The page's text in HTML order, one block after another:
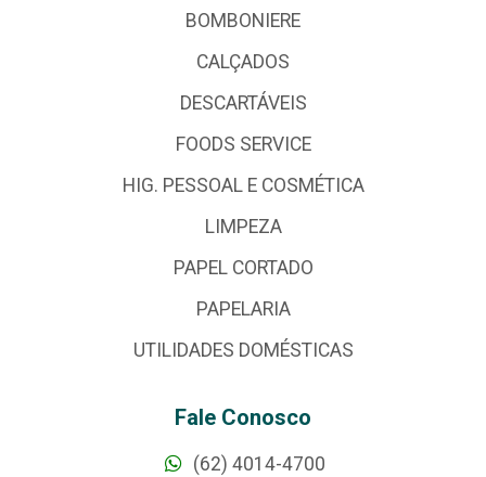
BOMBONIERE
CALÇADOS
DESCARTÁVEIS
FOODS SERVICE
HIG. PESSOAL E COSMÉTICA
LIMPEZA
PAPEL CORTADO
PAPELARIA
UTILIDADES DOMÉSTICAS
Fale Conosco
(62) 4014-4700